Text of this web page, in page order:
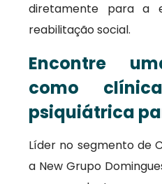
diretamente para a
reabilitação social.
Encontre
como
psiquiátrica
Líder no segmento de
a New Grupo